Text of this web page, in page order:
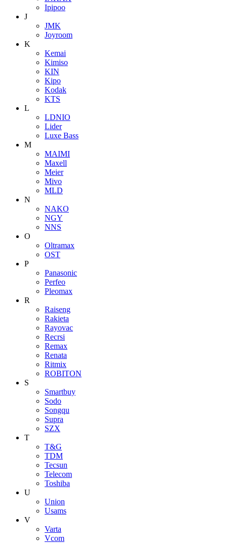
Ipipoo
J
JMK
Joyroom
K
Kemai
Kimiso
KIN
Kipo
Kodak
KTS
L
LDNIO
Lider
Luxe Bass
M
MAIMI
Maxell
Meier
Mivo
MLD
N
NAKO
NGY
NNS
O
Oltramax
OST
P
Panasonic
Perfeo
Pleomax
R
Raiseng
Rakieta
Rayovac
Recrsi
Remax
Renata
Ritmix
ROBITON
S
Smartbuy
Sodo
Songqu
Supra
SZX
T
T&G
TDM
Tecsun
Telecom
Toshiba
U
Union
Usams
V
Varta
Vcom